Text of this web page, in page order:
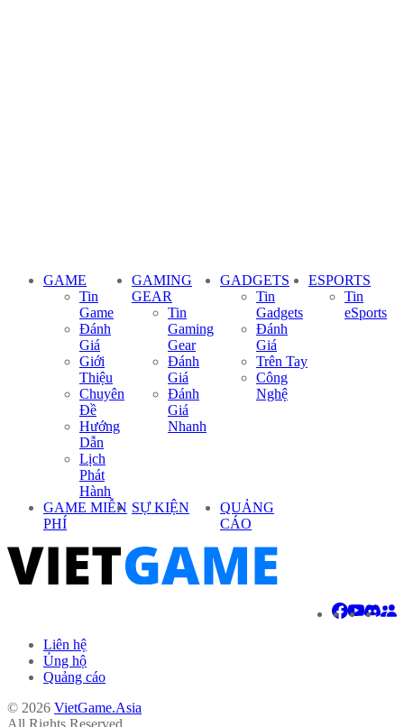
GAME
Tin
Game
Đánh
Giá
Giới
Thiệu
Chuyên
Đề
Hướng
Dẫn
Lịch
Phát
Hành
GAMING
GEAR
Tin
Gaming
Gear
Đánh
Giá
Đánh
Giá
Nhanh
GADGETS
Tin
Gadgets
Đánh
Giá
Trên Tay
Công
Nghệ
ESPORTS
Tin
eSports
GAME MIỄN
PHÍ
SỰ KIỆN
QUẢNG
CÁO
Liên hệ
Ủng hộ
Quảng cáo
© 2026 VietGame.Asia
All Rights Reserved